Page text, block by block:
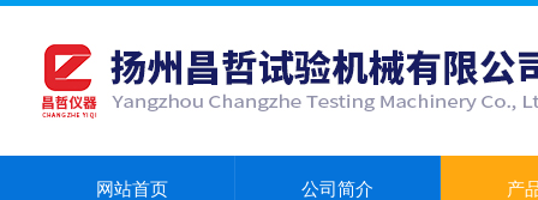
网站首页 公司简介 产